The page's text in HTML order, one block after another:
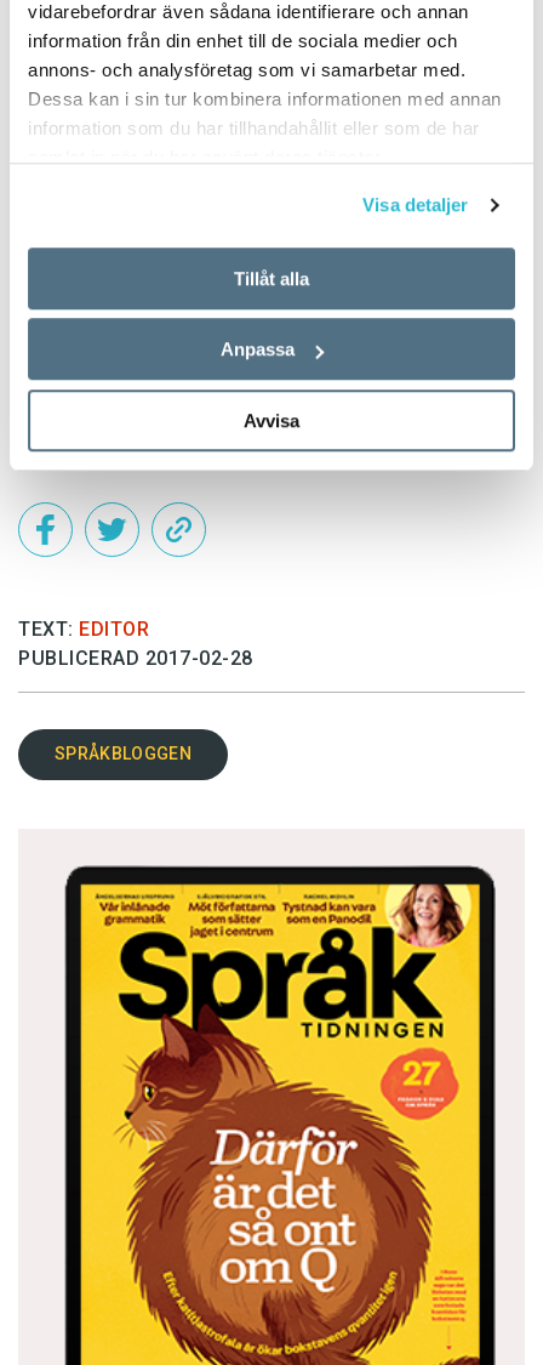
vidarebefordrar även sådana identifierare och annan
information från din enhet till de sociala medier och
annons- och analysföretag som vi samarbetar med.
Dessa kan i sin tur kombinera informationen med annan
information som du har tillhandahållit eller som de har
Visa detaljer
Tillåt alla
Anpassa
Avvisa
germanerna där man i Tyskland började baka
Semmelnsom vi svenskar fattade smak för och
lånade in som ordetsemla.
Här kan du lyssna på ett avsnitt av
professor i baltiska språk vid Stockholms
universitet
Foto: Istockphoto
TEXT: EDITOR
PUBLICERAD 2017-02-28
SPRÅKBLOGGEN